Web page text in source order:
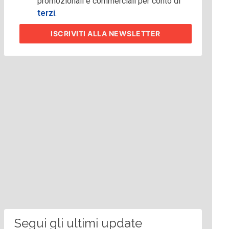
terzi.
ISCRIVITIALLA NEWSLETTER
Segui gli ultimi update